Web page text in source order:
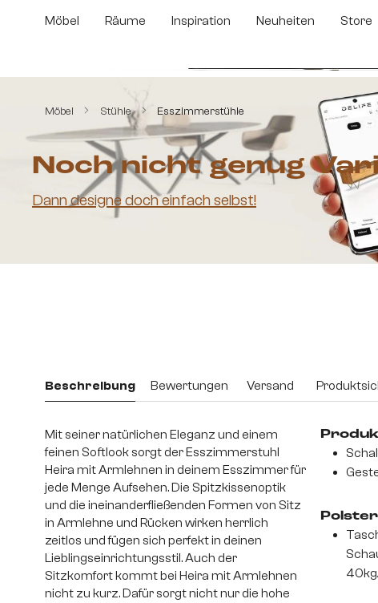
Hauptinhalt springen
Zur Suche springen
Zur Hauptnavigation springen
Möbel Räume Inspiration Neuheiten Store
Möbel Stühle Esszimmerstühle
Bildergalerie überspringen
Noch nicht genug
Dann designe doch einfach selbst!
Beschreibung Bewertungen Versand
Mit seiner natürlichen Eleganz und einem
feinen Softlook sorgt der Esszimmerstuhl
Heira mit Armlehnen in deinem Esszimmer für
jede Menge Aufsehen. Die Spitzkissenoptik
und die ineinanderfließenden Formen von Sitz
in Armlehne und Rücken wirken herrlich
zeitlos und fügen sich perfekt in deinen
Lieblingseinrichtungsstil. Auch der
Sitzkomfort kommt bei Heira mit Armlehnen
nicht zu kurz. Dafür sorgt nicht nur die hohe